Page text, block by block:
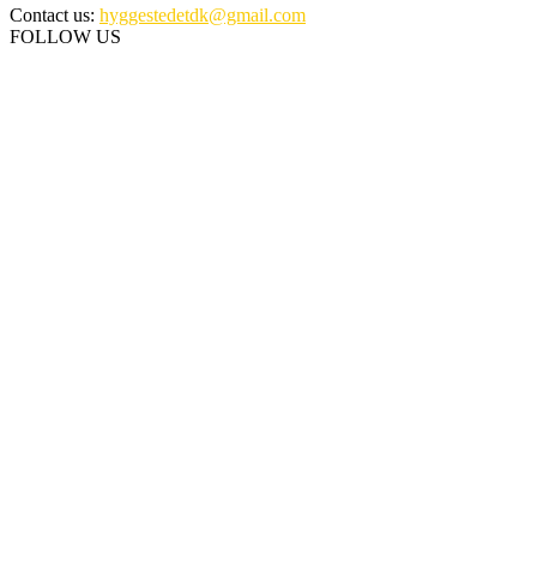
Contact us: hyggestedetdk@gmail.com
FOLLOW US